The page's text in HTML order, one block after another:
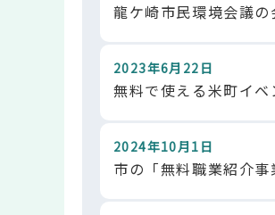
龍ケ崎市民環境会議
2023年6月22日
無料で使える米町イ
2024年10月1日
市の「無料職業紹介